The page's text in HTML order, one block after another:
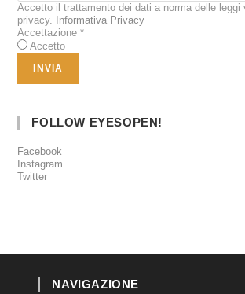
Accetto il trattamento dei dati a norma delle leggi
privacy.
Informativa Privacy
Accettazione*
Accetto
FOLLOW EYESOPEN!
Facebook
Instagram
Twitter
NAVIGAZIONE